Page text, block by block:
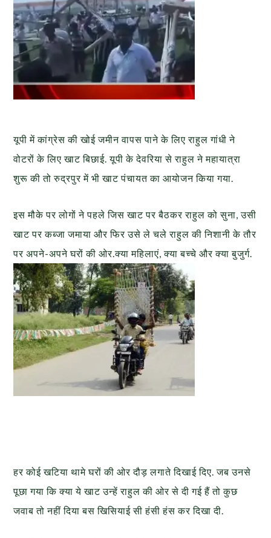
यूपी में कांग्रेस की खोई जमीन वापस पाने के लिए राहुल गांधी ने
वोटरों के लिए खाट बिछाई. यूपी के देवरिया से राहुल ने महायात्रा
शुरू की तो रुद्रपुर में भी खाट पंचायत का आयोजन किया गया.
इस मौके पर लोगों ने पहले जिस खाट पर बैठकर राहुल को सुना, उसी
खाट पर कब्जा जमाया और फिर उसे ले चले राहुल की निशानी के तौर
पर अपने-अपने घरों की ओर.क्या महिलाएं, क्या बच्चे और क्या बुजुर्ग.
हर कोई खटिया थामे घरों की ओर दौड़ लगाते दिखाई दिए. जब उनसे
पूछा गया कि क्या ये खाट उन्हें राहुल की ओर से दी गई हैं तो कुछ
जवाब तो नहीं दिया बस खिसियाई सी हंसी हंस कर दिखा दी.